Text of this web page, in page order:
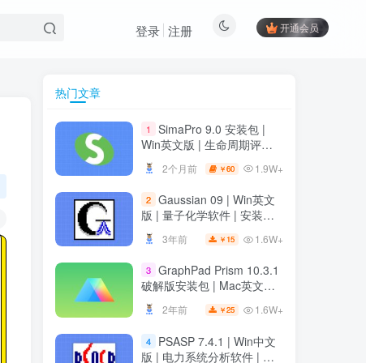
开通会员
登录 注册
热门文章
1
SimaPro 9.0 安装包 |
Win英文版 | 生命周期评估
软件 | 安装教程
2个月前 ￥60 1.9W+
2 Gaussian 09 | Win英文
版 | 量子化学软件 | 安装教
程
3年前 ￥ 15 1.6W+
3 GraphPad Prism 10.3.1
破解版安装包 | Mac英文版 |
科研绘图软件 | 安装教程
2年前 ￥25 1.6W+
4
PSASP 7.4.1 | Win中文
版 | 电力系统分析软件 | 安
热门文章
1
SimaPro 9.0 安装包 |
Win英文版 | 生命周期评估
软件 | 安装教程
2个月前 ￥60 1.9W+
2 Gaussian 09 | Win英文
版 | 量子化学软件 | 安装教
3年前 ￥15 1.6W+
3 GraphPad Prism 10.3.1
破解版安装包 | Mac英文版 |
科研绘图软件 | 安装教程
2年前 ￥25 1.6W+
4
PSASP 7.4.1 | Win中文
版 | 电力系统分析软件 | 安